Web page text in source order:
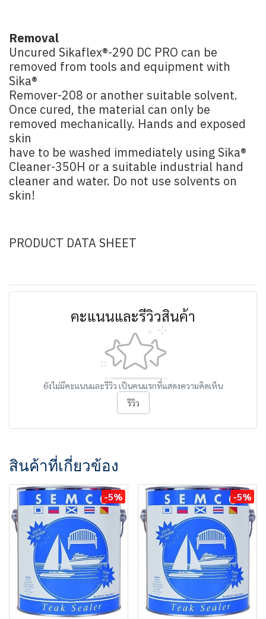
Removal
Uncured Sikaflex®-290 DC PRO can be
removed from tools and equipment with
Sika®
Remover-208 or another suitable solvent.
Once cured, the material can only be
removed mechanically. Hands and exposed
skin
have to be washed immediately using Sika®
Cleaner-350H or a suitable industrial hand
cleaner and water. Do not use solvents on
skin!
PRODUCT DATA SHEET
คะแนนและรีวิวสินค้า
ยังไม่มีคะแนนและรีวิว เป็นคนแรกที่แสดงความคิดเห็น
รีวิว
สินค้าที่เกี่ยวข้อง
-5% -5%